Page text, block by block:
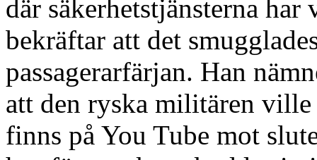
där säkerhetstjänsterna
bekräftar att det
passagerarfärjan. Han
att den ryska militären
finns på You Tube mot